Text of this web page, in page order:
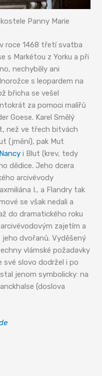
Panny Marie
roce 1468 třetí svatba
s Markétou z Yorku a při
nechyběly ani
s leopardem na
břicha se vešel
za pomoci malířů
Goese. Karel Smělý
než ve třech bitvách
(jmění), pak Mut
Nancy i Blut (krev, tedy
dědice. Jeho dcera
arcivévody
I., a Flandry tak
se však nedali a
do dramatického roku
zajetím a
dvořanů. Vyděšený
vlámské požadavky
slovo dodržel i po
jenom symbolicky: na
(doslova